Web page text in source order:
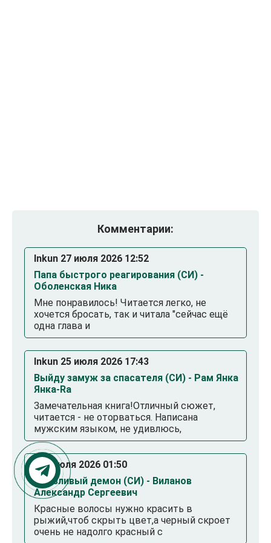
Комментарии:
Inkun 27 июля 2026 12:52
Папа быстрого реагирования (СИ) -
Оболенская Ника
Мне понравилось! Читается легко, не
хочется бросать, так и читала "сейчас ещё
одна глава и
Inkun 25 июля 2026 17:43
Выйду замуж за спасателя (СИ) - Рам Янка
Янка-Ra
Замечательная книга!Отличный сюжет,
читается - не оторваться. Написана
мужским языком, не удивлюсь,
. 23 июля 2026 01:50
Смазливый демон (СИ) - Виланов
Александр Сергеевич
Красные волосы нужно красить в
рыжий,чтоб скрыть цвет,а черный скроет
очень не надолго красный с